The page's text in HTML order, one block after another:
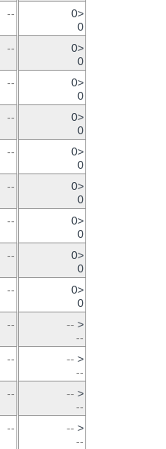
--
0>
0
--
0>
0
--
0>
0
--
0>
0
--
0>
0
--
0>
0
--
0>
0
--
0>
0
--
0>
0
-- -- >
--
-- -- >
--
-- -- >
--
-- -- >
--